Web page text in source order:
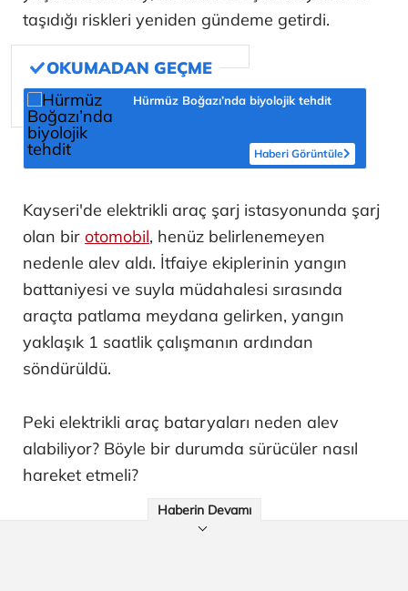
taşıdığı riskleri yeniden gündeme getirdi.
Hürmüz Boğazı’nda biyolojik tehdit
Haberi Görüntüle
Kayseri'de elektrikli araç şarj istasyonunda şarj
olan bir otomobil, henüz belirlenemeyen
nedenle alev aldı. İtfaiye ekiplerinin yangın
battaniyesi ve suyla müdahalesi sırasında
araçta patlama meydana gelirken, yangın
yaklaşık 1 saatlik çalışmanın ardından
söndürüldü.
Peki elektrikli araç bataryaları neden alev
alabiliyor? Böyle bir durumda sürücüler nasıl
hareket etmeli?
Haberin Devamı